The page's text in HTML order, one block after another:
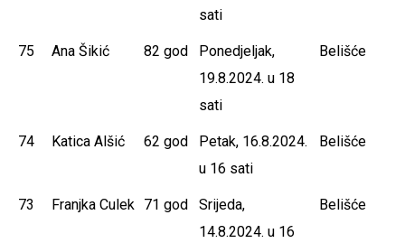
sati
75 Ana Šikić 82 god
Ponedjeljak,
19.8.2024. u 18
sati
Belišće
74 Katica Alšić 62 god
Petak, 16.8.2024.
u 16 sati
Belišće
73 Franjka Culek 71 god
Srijeda,
14.8.2024. u 16
Belišće